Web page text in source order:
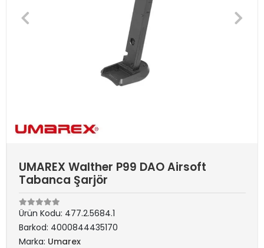
UMAREX Walther P99 DAO Airsoft
Tabanca Şarjör
Ürün Kodu: 477.2.5684.1
Barkod: 4000844435170
Marka: Umarex